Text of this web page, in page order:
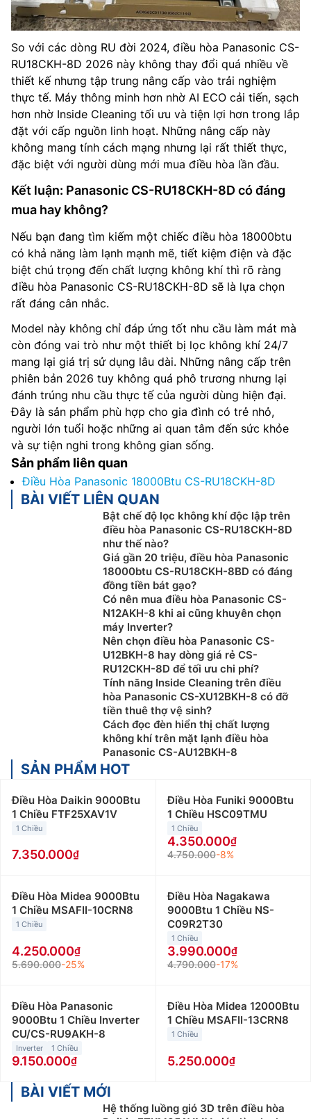
So với các dòng RU đời 2024, điều hòa Panasonic CS-
RU18CKH-8D 2026 này không thay đổi quá nhiều về
thiết kế nhưng tập trung nâng cấp vào trải nghiệm
thực tế. Máy thông minh hơn nhờ AI ECO cải tiến, sạch
hơn nhờ Inside Cleaning tối ưu và tiện lợi hơn trong lắp
đặt với cấp nguồn linh hoạt. Những nâng cấp này
không mang tính cách mạng nhưng lại rất thiết thực,
đặc biệt với người dùng mới mua điều hòa lần đầu.
Kết luận: Panasonic CS-RU18CKH-8D có đáng
mua hay không?
Nếu bạn đang tìm kiếm một chiếc điều hòa 18000btu
có khả năng làm lạnh mạnh mẽ, tiết kiệm điện và đặc
biệt chú trọng đến chất lượng không khí thì rõ ràng
điều hòa Panasonic CS-RU18CKH-8D sẽ là lựa chọn
rất đáng cân nhắc.
Model này không chỉ đáp ứng tốt nhu cầu làm mát mà
còn đóng vai trò như một thiết bị lọc không khí 24/7
mang lại giá trị sử dụng lâu dài. Những nâng cấp trên
phiên bản 2026 tuy không quá phô trương nhưng lại
đánh trúng nhu cầu thực tế của người dùng hiện đại.
Đây là sản phẩm phù hợp cho gia đình có trẻ nhỏ,
người lớn tuổi hoặc những ai quan tâm đến sức khỏe
và sự tiện nghi trong không gian sống.
Sản phẩm liên quan
Điều Hòa Panasonic 18000Btu CS-RU18CKH-8D
BÀI VIẾT LIÊN QUAN
Bật chế độ lọc không khí độc lập trên
điều hòa Panasonic CS-RU18CKH-8D
như thế nào?
Giá gần 20 triệu, điều hòa Panasonic
18000btu CS-RU18CKH-8BD có đáng
đồng tiền bát gạo?
Có nên mua điều hòa Panasonic CS-
N12AKH-8 khi ai cũng khuyên chọn
máy Inverter?
Nên chọn điều hòa Panasonic CS-
U12BKH-8 hay dòng giá rẻ CS-
RU12CKH-8D để tối ưu chi phí?
Tính năng Inside Cleaning trên điều
hòa Panasonic CS-XU12BKH-8 có đỡ
tiền thuê thợ vệ sinh?
Cách đọc đèn hiển thị chất lượng
không khí trên mặt lạnh điều hòa
Panasonic CS-AU12BKH-8
SẢN PHẨM HOT
Điều Hòa Daikin 9000Btu
1 Chiều FTF25XAV1V
1 Chiều
7.350.000
Điều Hòa Funiki 9000Btu
1 Chiều HSC09TMU
1 Chiều
4.350.000
4.750.000-8%
Điều Hòa Midea 9000Btu
1 Chiều MSAFII-10CRN8
1 Chiều
4.250.000
5.690.000-25%
Điều Hòa Nagakawa
9000Btu 1 Chiều NS-
C09R2T30
1 Chiều
3.990.000
4.790.000-17%
Điều Hòa Panasonic
9000Btu 1 Chiều Inverter
CU/CS-RU9AKH-8
Inverter 1 Chiều
9.150.000
Điều Hòa Midea 12000Btu
1 Chiều MSAFII-13CRN8
1 Chiều
5.250.000
BÀI VIẾT MỚI
Hệ thống luồng gió 3D trên điều hòa